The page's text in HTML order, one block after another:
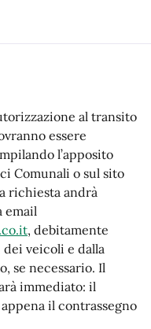
al transito
essere
l’apposito
Comunali o sul sito
richiesta andrà
email
, debitamente
veicoli e dalla
se necessario. Il
immediato: il
il contrassegno